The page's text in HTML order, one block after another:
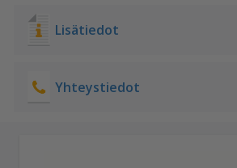
Lisätiedot
Yhteystiedot